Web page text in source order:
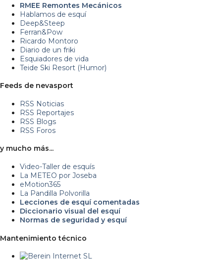
RMEE Remontes Mecánicos
Hablamos de esquí
Deep&Steep
Ferran&Pow
Ricardo Montoro
Diario de un friki
Esquiadores de vida
Teide Ski Resort (Humor)
Feeds de nevasport
RSS Noticias
RSS Reportajes
RSS Blogs
RSS Foros
y mucho más...
Video-Taller de esquís
La METEO por Joseba
eMotion365
La Pandilla Polvorilla
Lecciones de esquí comentadas
Diccionario visual del esquí
Normas de seguridad y esquí
Mantenimiento técnico